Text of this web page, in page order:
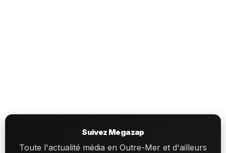
Suivez Megazap
Toute l'actualité média en Outre-Mer et d'ailleurs